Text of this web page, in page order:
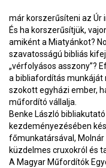
már korszerűsíteni az Úr
És ha korszerűsítjük,
amiként a Miatyánkot?
szavatosságú bibliás
„vérfolyásos asszony”?
a bibliafordítás munkáját
szokott egyházi ember,
műfordító vállalja.
Benke László
kezdeményezésében
főmunkatársával,
küzdelmes cruxokról és
A Magyar Műfordítók